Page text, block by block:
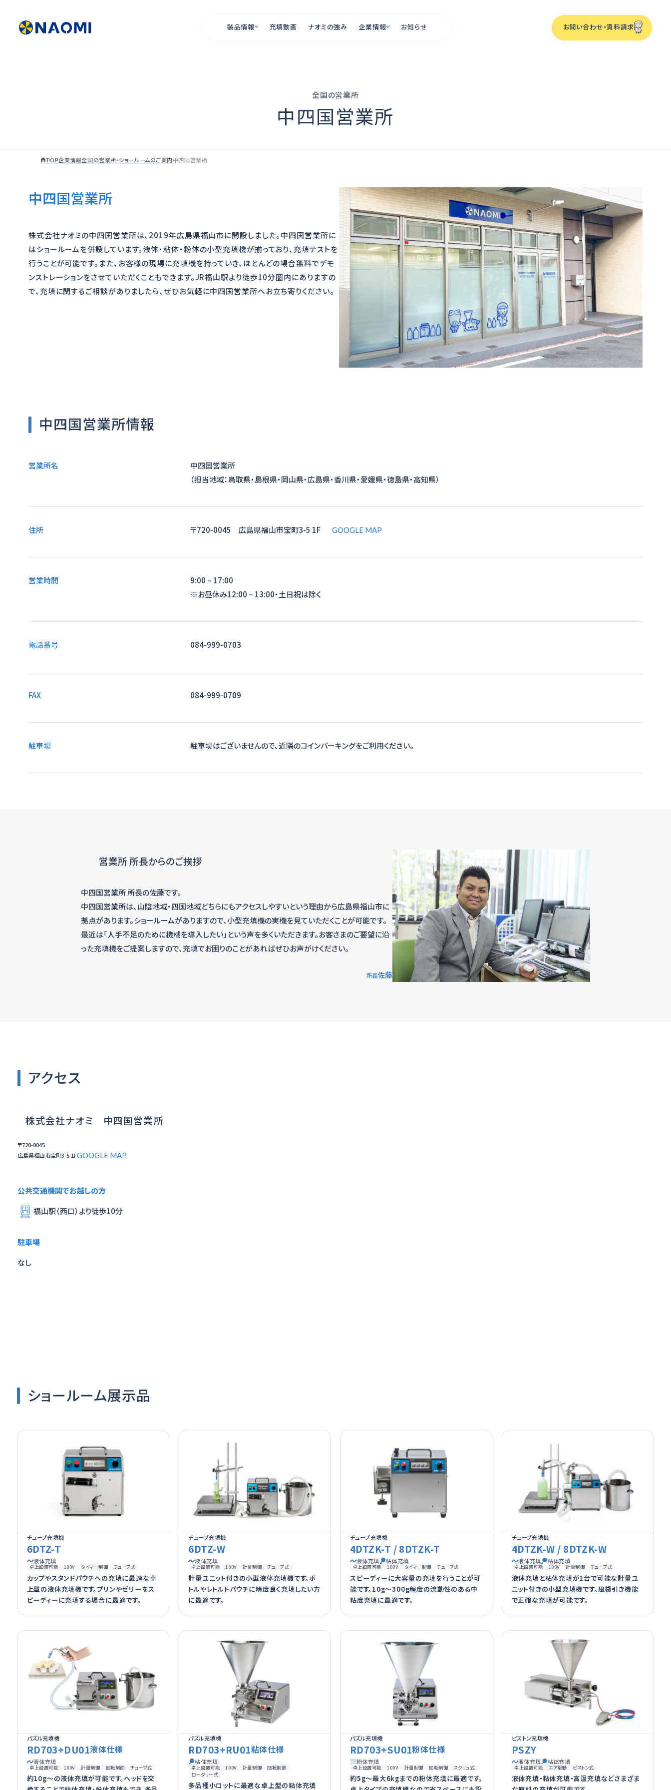
製品情報 充填動画 ナオミの強み 企業情報 お知らせ お問い合わせ・資料請求
全国の営業所
中四国営業所
TOP企業情報全国の営業所・ショールームのご案内中四国営業所
中四国営業所
株式会社ナオミの中四国営業所は、2019年広島県福山市に開設しました。中四国営業所に
はショールームを併設しています。液体・粘体・粉体の小型充填機が揃っており、充填テストを
行うことが可能です。また、お客様の現場に充填機を持っていき、ほとんどの場合無料でデモ
ンストレーションをさせていただくこともできます。JR福山駅より徒歩10分圏内にありますの
で、充填に関するご相談がありましたら、ぜひお気軽に中四国営業所へお立ち寄りください。
中四国営業所情報
営業所名
中四国営業所
（担当地域：鳥取県・島根県・岡山県・広島県・香川県・愛媛県・徳島県・高知県）
住所 〒720-0045 広島県福山市宝町3-5 1F GOOGLE MAP
営業時間
9:00 – 17:00
※お昼休み12:00 – 13:00・土日祝は除く
電話番号 084-999-0703
FAX 084-999-0709
駐車場 駐車場はございませんので、近隣のコインパーキングをご利用ください。
営業所 所長からのご挨拶
中四国営業所 所長の佐藤です。
中四国営業所は、山陰地域・四国地域どちらにもアクセスしやすいという理由から広島県福山市に
拠点があります。ショールームがありますので、小型充填機の実機を見ていただくことが可能です。
最近は「人手不足のために機械を導入したい」という声を多くいただきます。お客さまのご要望に沿
った充填機をご提案しますので、充填でお困りのことがあればぜひお声がけください。
所長佐藤
アクセス
株式会社ナオミ 中四国営業所
〒720-0045
広島県福山市宝町3-5 1FGOOGLE MAP
公共交通機関でお越しの方
福山駅（西口）より徒歩10分
駐車場
なし
ショールーム展示品
チューブ充填機
6DTZ-T
液体充填
卓上設置可能 100V タイマー制御 チューブ式
カップやスタンドパウチへの充填に最適な卓
上型の液体充填機です。プリンやゼリーをス
ピーディーに充填する場合に最適です。
チューブ充填機
6DTZ-W
液体充填
卓上設置可能 100V 計量制御 チューブ式
計量ユニット付きの小型液体充填機です。ボ
トルやレトルトパウチに精度良く充填したい方
に最適です。
チューブ充填機
4DTZK-T / 8DTZK-T
液体充填 粘体充填
卓上設置可能 100V タイマー制御 チューブ式
スピーディーに大容量の充填を行うことが可
能です。10g〜300g程度の流動性のある中
粘度充填に最適です。
チューブ充填機
4DTZK-W / 8DTZK-W
液体充填 粘体充填
卓上設置可能 100V 計量制御 チューブ式
液体充填と粘体充填が1台で可能な計量ユ
ニット付きの小型充填機です。風袋引き機能
で正確な充填が可能です。
パズル充填機
RD703+DU01液体仕様
液体充填
卓上設置可能 100V 計量制御 回転制御 チューブ式
約10g～の液体充填が可能です。ヘッドを交
パズル充填機
RD703+RU01粘体仕様
粘体充填
卓上設置可能 100V 計量制御
回転制御
ロータリー式
多品種小ロットに最適な卓上型の粘体充填
パズル充填機
RD703+SU01粉体仕様
粉体充填
卓上設置可能 100V 計量制御 回転制御 スクリュ式
約5g～最大6kgまでの粉体充填に最適です。
ピストン充填機
PSZY
液体充填 粘体充填
卓上設置可能 エア駆動 ピストン式
液体充填・粘体充填・高温充填などさまざま